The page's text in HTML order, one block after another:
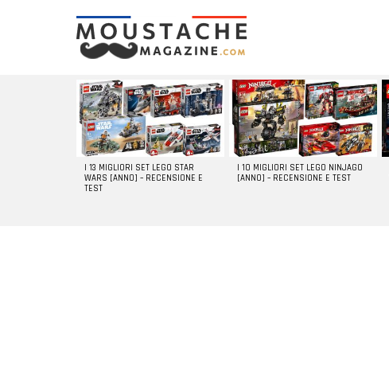
LATEST
STORIES
I 13 MIGLIORI SET LEGO STAR
WARS [ANNO] – RECENSIONE E
TEST
I 10 MIGLIORI SET LEGO NINJAGO
[ANNO] – RECENSIONE E TEST